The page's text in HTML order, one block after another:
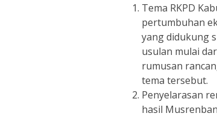
Tema RKPD
pertumbuhan
yang didukung
usulan mulai
rumusan
tema tersebut.
Penyelarasan
hasil